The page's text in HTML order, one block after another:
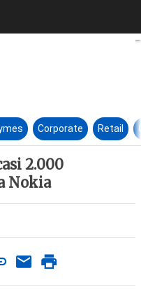
despedirá a casi
Corporate Retail
2.000
Nokia